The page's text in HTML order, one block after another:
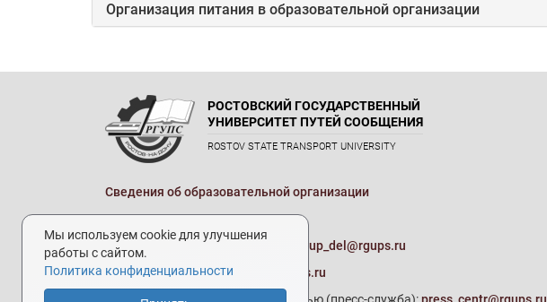
Организация питания в образовательной организации
РОСТОВСКИЙ ГОСУДАРСТВЕННЫЙ
УНИВЕРСИТЕТ ПУТЕЙ СООБЩЕНИЯ
ROSTOV STATE TRANSPORT UNIVERSITY
Сведения об образовательной организации
Реквизиты
Электронная почта университета: up_del@rgups.ru
Приемная комиссия:prkom@rgups.ru
Мы используем cookie для улучшения
работы с сайтом.
Политика конфиденциальности